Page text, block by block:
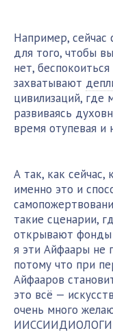
Например, сейчас
для того, чтобы
нет,
захватывают
цивилизаций, где
развиваясь
время отупевая и
А так, как
именно это и
такие сценарии,
открывают фонды
я эти Айфаары не
потому что при
Айфааров
это всё —
очень много